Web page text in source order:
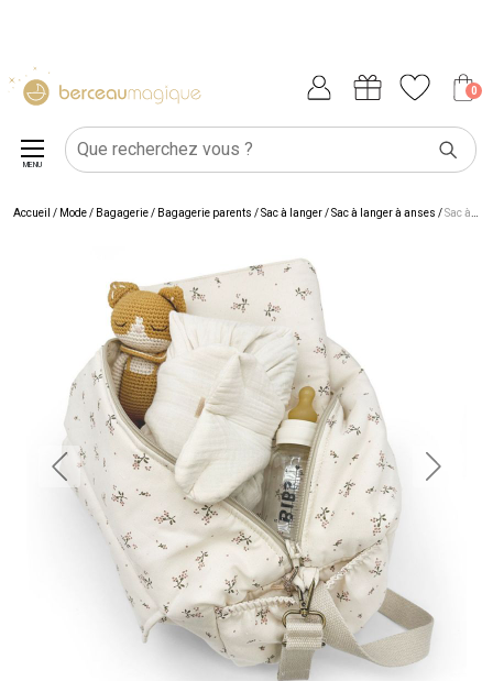
0
MENU
Accueil / Mode / Bagagerie/ Bagagerie parents /Sac à langer/Sac à langer à anses /Sac à langer Camila Roseberry Canvas